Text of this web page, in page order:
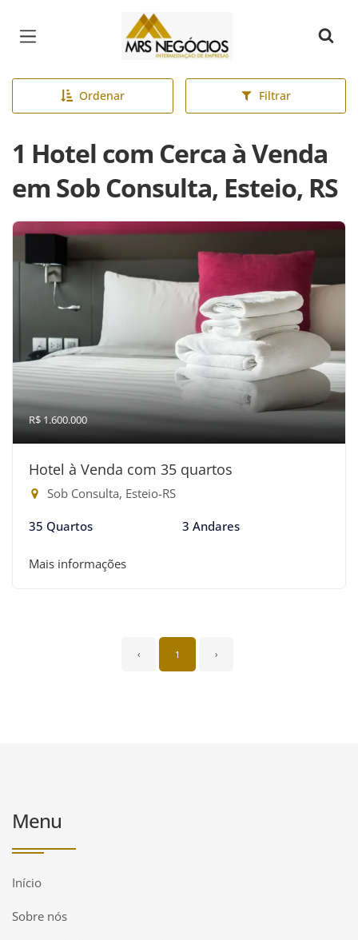
Página inicial
Ordenar Filtrar
1 Hotel com Cerca à Venda
em Sob Consulta, Esteio, RS
R$ 1.600.000
Hotel à Venda com 35 quartos
Sob Consulta, Esteio-RS
35 Quartos 3 Andares
Mais informações
‹ 1 ›
Menu
Início
Sobre nós